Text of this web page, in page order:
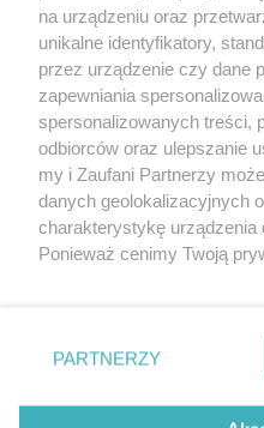
O FIRMIE POLITYKA
REKLAMA WSPÓŁPRACA
Aktualności
Tcz24
Historia miasta
na urządzeniu oraz
unikalne identyfikatory,
przez urządzenie czy dane
zapewniania
spersonalizowanych treści,
odbiorców oraz ulepszanie
my i Zaufani Partnerzy
danych geolokalizacyjnych
charakterystykę urządzenia
Ponieważ cenimy Twoją
znajdujący się w lewym
PARTNERZY